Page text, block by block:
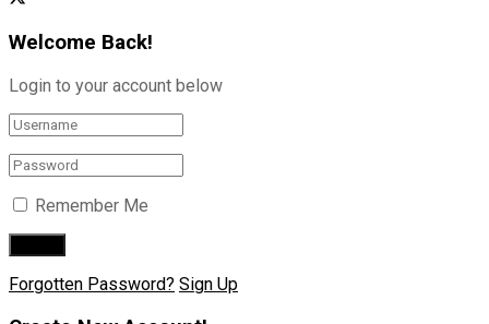
Welcome Back!
Login to your account below
Remember Me
Forgotten Password? Sign Up